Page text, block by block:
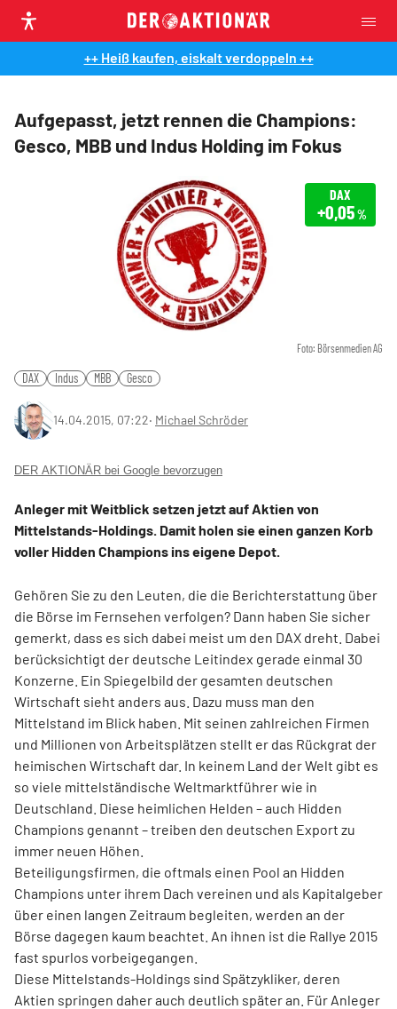
++ Heiß kaufen, eiskalt verdoppeln ++
Aufgepasst, jetzt rennen die Champions:
Gesco, MBB und Indus Holding im Fokus
Foto: Börsenmedien AG
DAX
+0,05%
DAX Indus MBB Gesco
14.04.2015, 07:22‧ Michael Schröder
DER AKTIONÄR bei Google bevorzugen
Anleger mit Weitblick setzen jetzt auf Aktien von
Mittelstands-Holdings. Damit holen sie einen ganzen Korb
voller Hidden Champions ins eigene Depot.
Gehören Sie zu den Leuten, die die Berichterstattung über
die Börse im Fernsehen verfolgen? Dann haben Sie sicher
gemerkt, dass es sich dabei meist um den DAX dreht. Dabei
berücksichtigt der deutsche Leitindex gerade einmal 30
Konzerne. Ein Spiegelbild der gesamten deutschen
Wirtschaft sieht anders aus. Dazu muss man den
Mittelstand im Blick haben. Mit seinen zahlreichen Firmen
und Millionen von Arbeitsplätzen stellt er das Rückgrat der
heimischen Wirtschaft dar. In keinem Land der Welt gibt es
so viele mittelständische Weltmarktführer wie in
Deutschland. Diese heimlichen Helden – auch Hidden
Champions genannt – treiben den deutschen Export zu
immer neuen Höhen.
Beteiligungsfirmen, die oftmals einen Pool an Hidden
Champions unter ihrem Dach vereinen und als Kapitalgeber
über einen langen Zeitraum begleiten, werden an der
Börse dagegen kaum beachtet. An ihnen ist die Rallye 2015
fast spurlos vorbeigegangen.
Diese Mittelstands-Holdings sind Spätzykliker, deren
Aktien springen daher auch deutlich später an. Für Anleger